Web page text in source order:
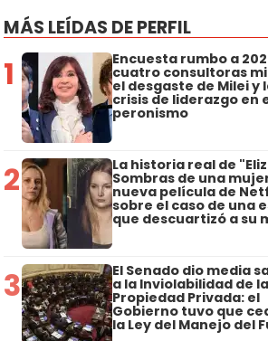
MÁS LEÍDAS DE PERFIL
1 Encuesta rumbo a
cuatro consultoras
el desgaste de Milei y
crisis de liderazgo en
peronismo
2 La historia real de
Sombras de una
nueva película de
sobre el caso de una
que descuartizó a su
3 El Senado dio media
a la Inviolabilidad de la
Propiedad Privada: el
Gobierno tuvo que
la Ley del Manejo del